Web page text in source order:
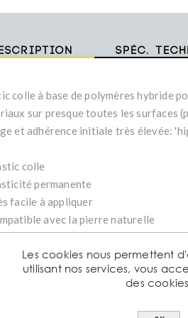
Spéc.
colle à base de polymères hybride
sur presque toutes les surfaces
et adhérence initiale très élevée:
colle
permanente
facile à appliquer
avec la pierre naturelle
bonne adhérence sur presque tous
bonne résistance aux UV
aux conditions météorologiques
être appliqué sur des surfaces
de la force très rapide.
Les cookies nous permettent
utilisant nos services, vous
des